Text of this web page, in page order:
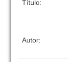
Título:
Autor: